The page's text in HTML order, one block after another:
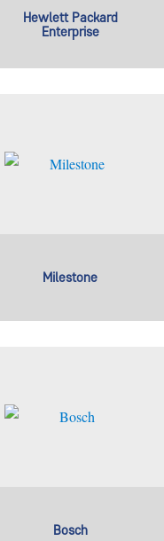
Hewlett Packard
Enterprise
Milestone
Bosch